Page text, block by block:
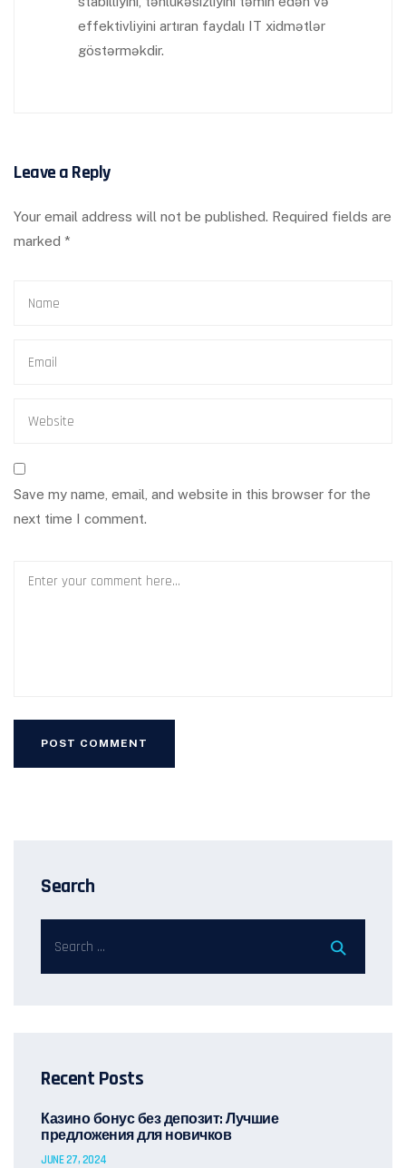
effektivliyini artıran faydalı IT xidmətlər
göstərməkdir.
Leave a Reply
Your email address will not be published. Required fields are
marked *
Save my name, email, and website in this browser for the
next time I comment.
Search
Recent Posts
Казино бонус без депозит: Лучшие
предложения для новичков
JUNE 27, 2024